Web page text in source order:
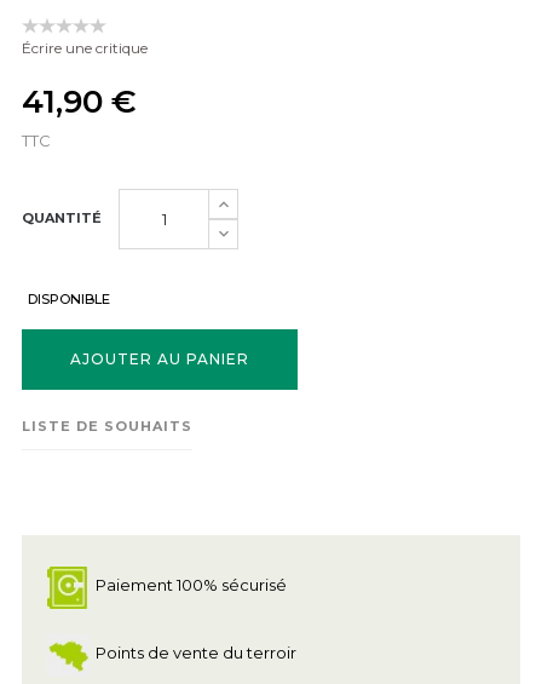
Écrire une critique
41,90 €
TTC
QUANTITÉ
DISPONIBLE
AJOUTER AU PANIER
LISTE DE SOUHAITS
Paiement 100% sécurisé
Points de vente du terroir